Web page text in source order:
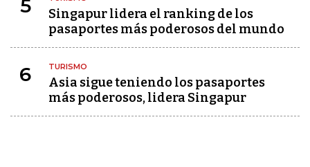
5
Singapur lidera el ranking de los
pasaportes más poderosos del mundo
6 TURISMO
Asia sigue teniendo los pasaportes
más poderosos, lidera Singapur